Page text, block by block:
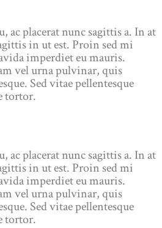
ac placerat nunc sagittis a. In at
in ut est. Proin sed mi
imperdiet eu mauris.
vel urna pulvinar, quis
Sed vitae pellentesque
tortor.
ac placerat nunc sagittis a. In at
in ut est. Proin sed mi
imperdiet eu mauris.
vel urna pulvinar, quis
Sed vitae pellentesque
tortor.